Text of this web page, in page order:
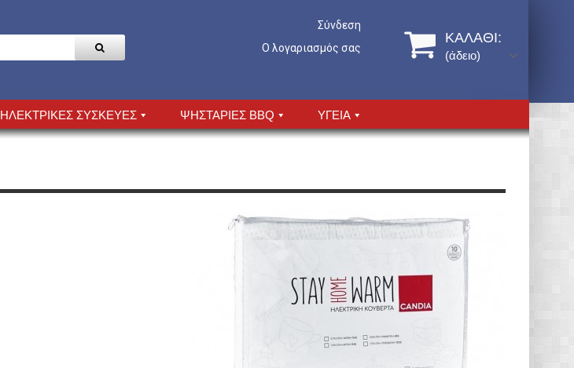
Σύνδεση
Ο λογαριασμός σας
ΚΑΛΆΘΙ:
(άδειο)
ΗΛΕΚΤΡΙΚΕΣ ΣΥΣΚΕΥΕΣ ΨΗΣΤΑΡΙΕΣ BBQ ΥΓΕΙΑ